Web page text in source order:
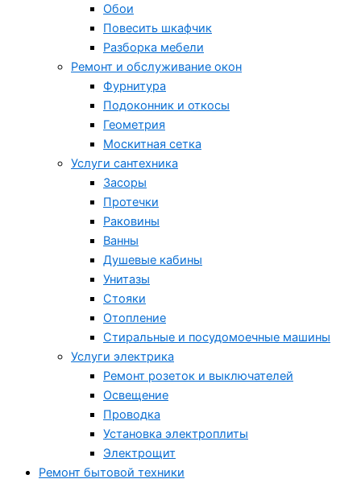
Обои
Повесить шкафчик
Разборка мебели
Ремонт и обслуживание окон
Фурнитура
Подоконник и откосы
Геометрия
Москитная сетка
Услуги сантехника
Засоры
Протечки
Раковины
Ванны
Душевые кабины
Унитазы
Стояки
Отопление
Стиральные и посудомоечные машины
Услуги электрика
Ремонт розеток и выключателей
Освещение
Проводка
Установка электроплиты
Электрощит
Ремонт бытовой техники